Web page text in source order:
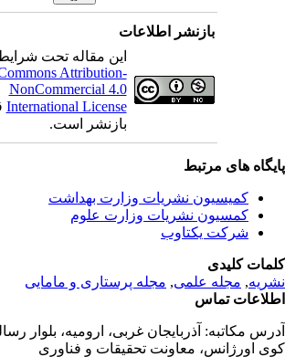
بازنشر اطلاعات
این مقاله تحت شرایط
Commons Attribution-
NonCommercial 4.0
International License
بازنشر است.
های مرتبط
کمیسیون نشریات وزارت بهداشت
کمسیون نشریات وزارت علوم
شرکت یکتاوب
کلیدی
,مجله علمی, مجله پرستاری و مامایی
تماس
مکاتبه:آذربایجان غربی، ارومیه، بلوار
اورژانس، معاونت تحقیقات و فناوری